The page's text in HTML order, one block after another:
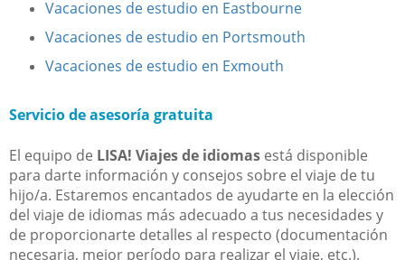
Vacaciones de estudio en Eastbourne
Vacaciones de estudio en Portsmouth
Vacaciones de estudio en Exmouth
Servicio de asesoría gratuita
El equipo de LISA! Viajes de idiomas está disponible
para darte información y consejos sobre el viaje de tu
hijo/a. Estaremos encantados de ayudarte en la elección
del viaje de idiomas más adecuado a tus necesidades y
de proporcionarte detalles al respecto (documentación
necesaria, mejor período para realizar el viaje, etc.).